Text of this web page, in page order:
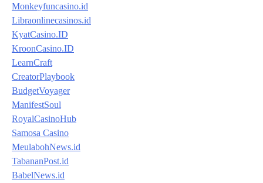
Monkeyfuncasino.id
Libraonlinecasinos.id
KyatCasino.ID
KroonCasino.ID
LearnCraft
CreatorPlaybook
BudgetVoyager
ManifestSoul
RoyalCasinoHub
Samosa Casino
MeulabohNews.id
TabananPost.id
BabelNews.id